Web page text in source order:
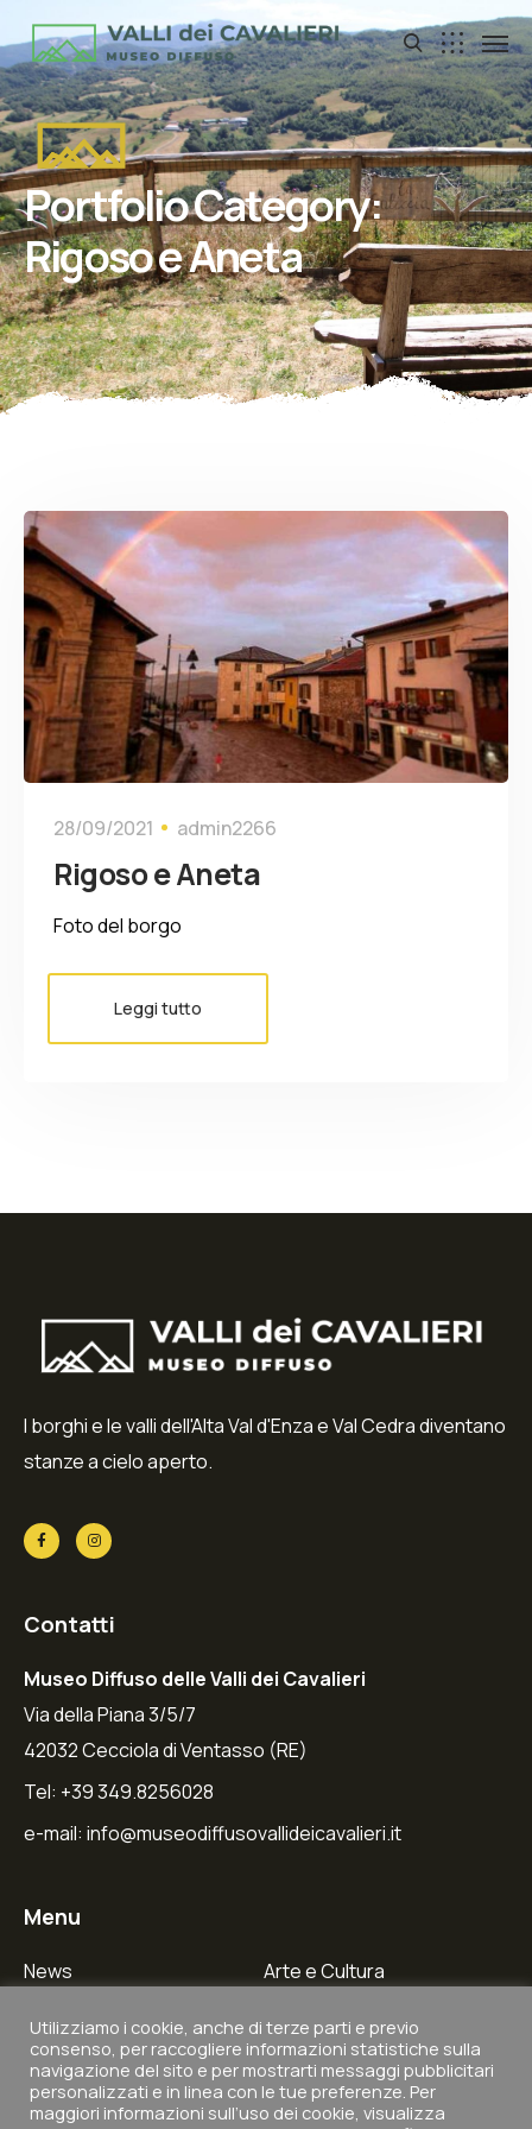
Portfolio Category:
Rigoso e Aneta
28/09/2021 admin2266
Rigoso e Aneta
Foto del borgo
Leggi tutto
I borghi e le valli dell'Alta Val d'Enza e Val Cedra diventano
stanze a cielo aperto.
Contatti
Museo Diffuso delle Valli dei Cavalieri
Via della Piana 3/5/7
42032 Cecciola di Ventasso (RE)
Tel: +39 349.8256028
e-mail: info@museodiffusovallideicavalieri.it
Menu
News
Borghi
Contatti
Arte e Cultura
Natura e Paesaggi
Itinerari ed Esperienze
Utilizziamo i cookie, anche di terze parti e previo
consenso, per raccogliere informazioni statistiche sulla
navigazione del sito e per mostrarti messaggi pubblicitari
personalizzati e in linea con le tue preferenze. Per
maggiori informazioni sull’uso dei cookie, visualizza